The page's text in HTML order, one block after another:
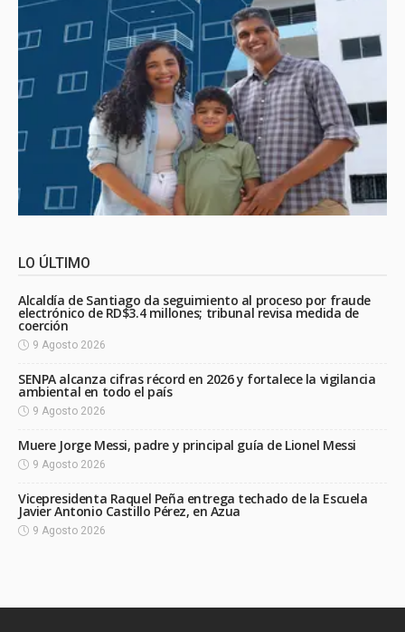
LO ÚLTIMO
Alcaldía de Santiago da seguimiento al proceso por fraude
electrónico de RD$3.4 millones; tribunal revisa medida de
coerción
9 Agosto 2026
SENPA alcanza cifras récord en 2026 y fortalece la vigilancia
ambiental en todo el país
9 Agosto 2026
Muere Jorge Messi, padre y principal guía de Lionel Messi
9 Agosto 2026
Vicepresidenta Raquel Peña entrega techado de la Escuela
Javier Antonio Castillo Pérez, en Azua
9 Agosto 2026